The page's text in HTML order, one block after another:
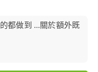
都做到 …關於額外既